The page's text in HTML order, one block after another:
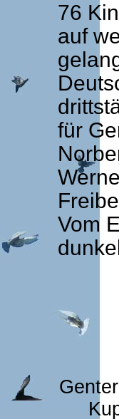
76
auf
für
Vom